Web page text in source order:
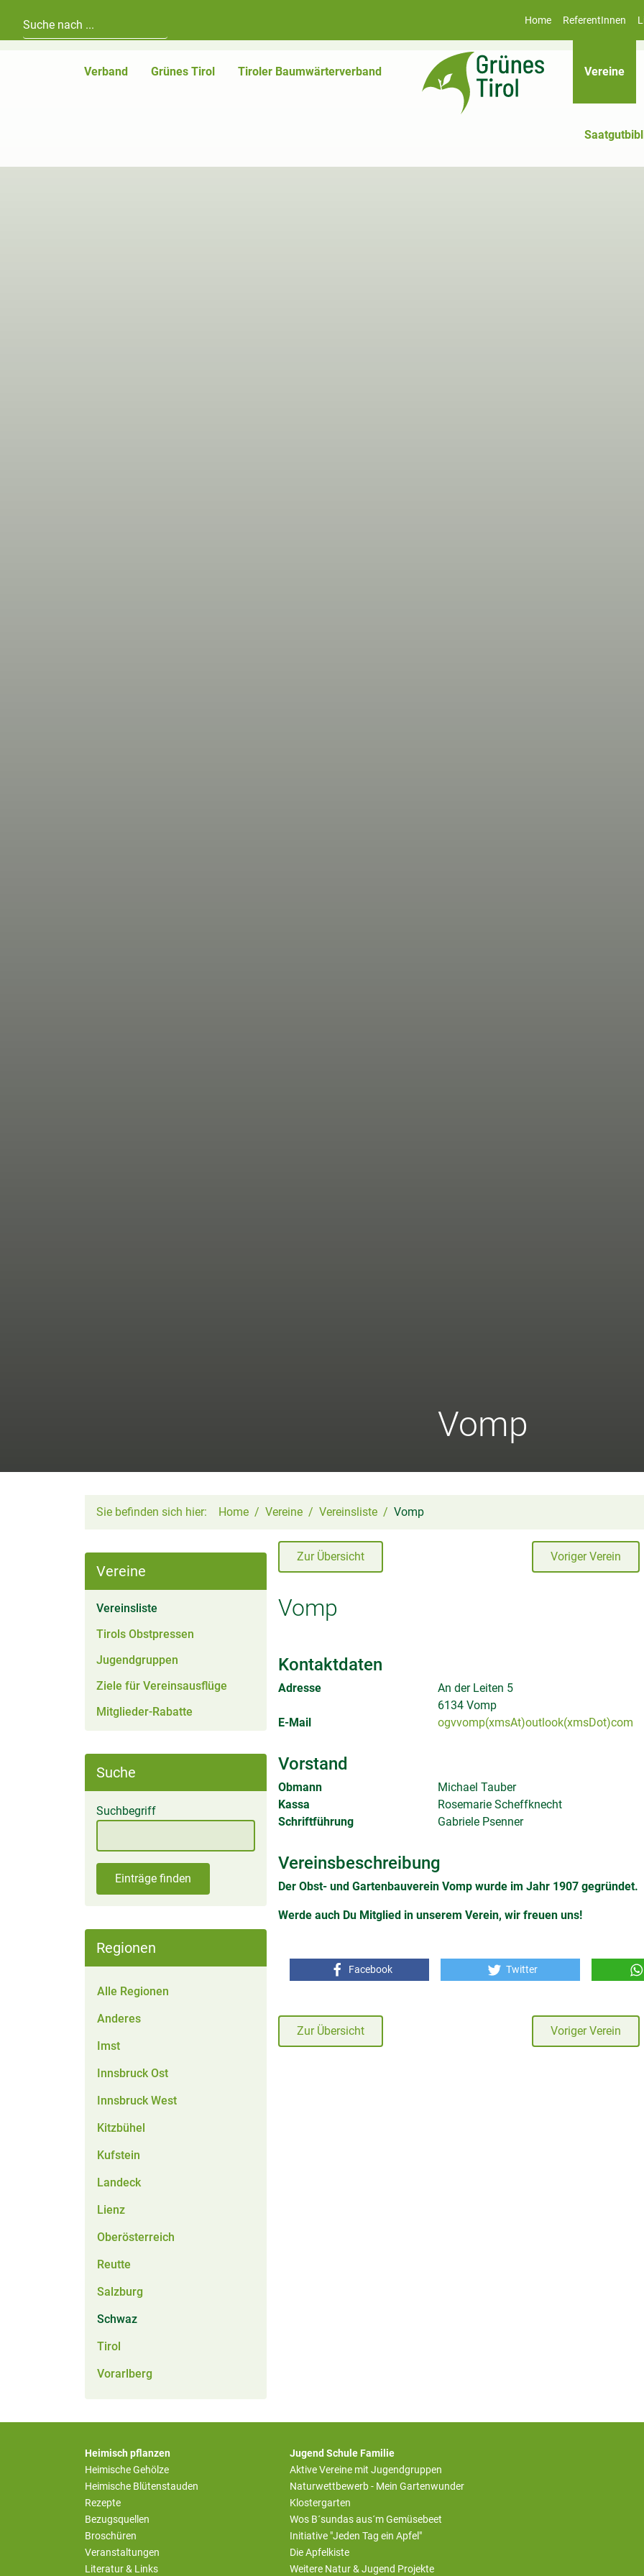
Home ReferentInnen
Verband Grünes Tirol Tiroler Baumwärterverband Vereine
Vomp
Sie befinden sich hier: Home Vereine Vereinsliste Vomp
Vereine
Vereinsliste
Tirols Obstpressen
Jugendgruppen
Ziele für Vereinsausflüge
Mitglieder-Rabatte
Suche
Suchbegriff
Einträge finden
Regionen
Alle Regionen
Anderes
Imst
Innsbruck Ost
Innsbruck West
Kitzbühel
Kufstein
Landeck
Lienz
Oberösterreich
Reutte
Salzburg
Schwaz
Tirol
Vorarlberg
Zur Übersicht Voriger Verein
Vomp
Kontaktdaten
Adresse
An der Leiten 5
6134 Vomp
E-Mail
ogvvomp(xmsAt)outlook(xmsDot)com
Vorstand
Obmann
Michael Tauber
Kassa
Rosemarie Scheffknecht
Schriftführung
Gabriele Psenner
Vereinsbeschreibung
Der Obst- und Gartenbauverein Vomp wurde im Jahr 1907 gegründet.
Werde auch Du Mitglied in unserem Verein, wir freuen uns!
Facebook Twitter
Zur Übersicht Voriger Verein
Heimisch pflanzen
Heimische Gehölze
Heimische Blütenstauden
Rezepte
Bezugsquellen
Broschüren
Veranstaltungen
Literatur & Links
Jugend Schule Familie
Aktive Vereine mit Jugendgruppen
Naturwettbewerb - Mein Gartenwunder
Klostergarten
Wos B´sundas aus´m Gemüsebeet
Initiative "Jeden Tag ein Apfel"
Die Apfelkiste
Weitere Natur & Jugend Projekte